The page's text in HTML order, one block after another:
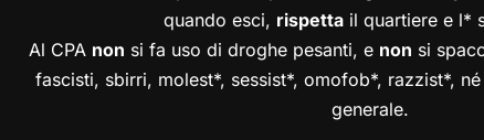
quando esci, rispetta il quartiere e l*
Al CPA non si fa uso di droghe pesanti, e non si
fascisti, sbirri, molest*, sessist*, omofob*, razzist*,
generale.